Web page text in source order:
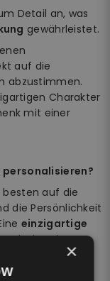
Detail an, was
gewährleistet.
auf die
abzustimmen.
Charakter
mit einer
personalisieren?
besten auf die
die Persönlichkeit
einzigartige
einzigartige
überraschen.
ins
×